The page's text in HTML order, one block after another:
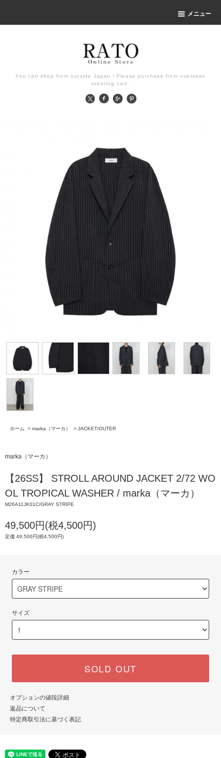
メニュー
You can shop from outside Japan！Please purchase from overseas
ordering cart.
ホーム > marka（マーカ） > JACKET/OUTER
marka（マーカ）
【26SS】 STROLL AROUND JACKET 2/72 WO
OL TROPICAL WASHER / marka（マーカ）
M26A11JK01C/GRAY STRIPE
49,500円(税4,500円)
定価 49,500円(税4,500円)
カラー
サイズ
SOLD OUT
オプションの値段詳細
返品について
特定商取引法に基づく表記